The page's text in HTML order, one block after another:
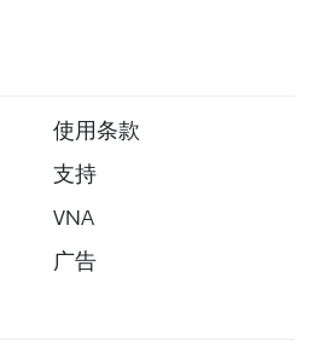
使用条款
支持
VNA
广告